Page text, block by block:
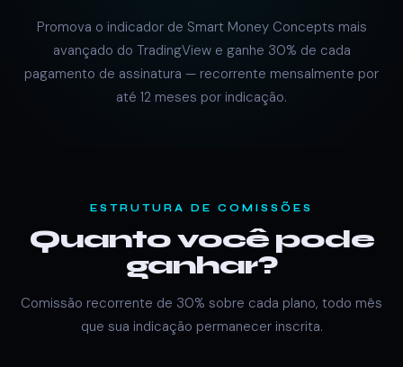
Promova o indicador de Smart Money Concepts mais
avançado do TradingView e ganhe 30% de cada
pagamento de assinatura — recorrente mensalmente por
até 12 meses por indicação.
ESTRUTURA DE COMISSÕES
Quanto você pode
ganhar?
Comissão recorrente de 30% sobre cada plano, todo mês
que sua indicação permanecer inscrita.